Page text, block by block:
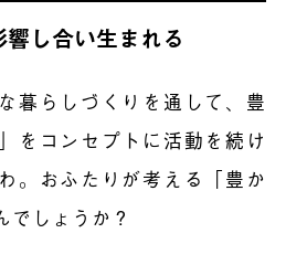
し合い生まれる
暮らしづくりを通して、豊
をコンセプトに活動を続け
。おふたりが考える「豊か
でしょうか？